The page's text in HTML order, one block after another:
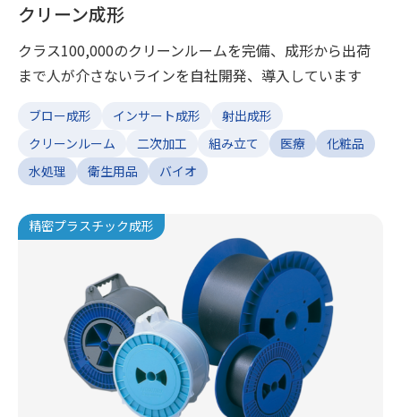
クリーン成形
クラス100,000のクリーンルームを完備、成形から出荷
まで人が介さないラインを自社開発、導入しています
ブロー成形 インサート成形
射出成形
クリーンルーム
二次加工 組み立て 医療
化粧品
水処理
衛生用品 バイオ
精密プラスチック成形